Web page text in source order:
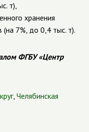
т),
хранения
7%, до 0,4 тыс. т).
ФГБУ «Центр
, Челябинская